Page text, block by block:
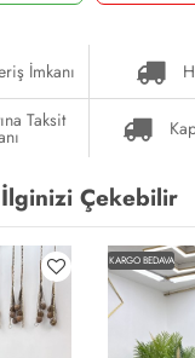
İmkanı
Taksit
İlginizi Çekebilir
KARGO BEDAVA